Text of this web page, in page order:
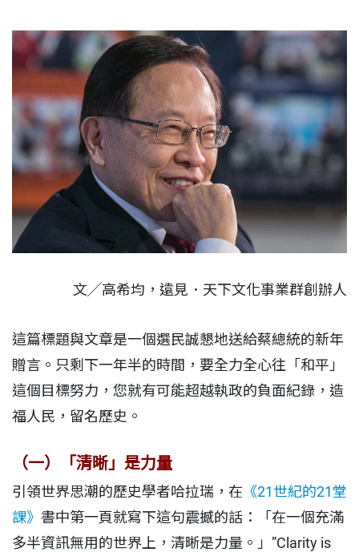
文╱高希均，遠見．天下文化事業群創辦人
這篇標題與文章是一個選民誠懇地送給蔡總統的新年
贈言。只剩下一年半的時間，要全力全心往「和平」
這個目標努力，您就有可能超越執政的負面紀錄，造
福人民，留名歷史。
（一）「清晰」是力量
引領世界思潮的歷史學者哈拉瑞，在 《21世紀的21堂
課》 書中第一頁就寫下這句震撼的話：「在一個充滿
多半資訊無用的世界上，清晰是力量。」”Clarity is